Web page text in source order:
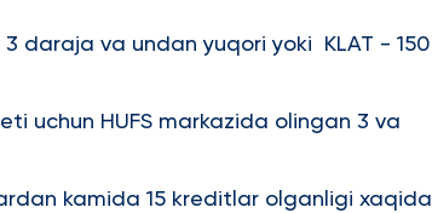
3 daraja va undan yuqori yoki KLAT - 150
uchun HUFS markazida olingan 3 va
kamida 15 kreditlar olganligi xaqida